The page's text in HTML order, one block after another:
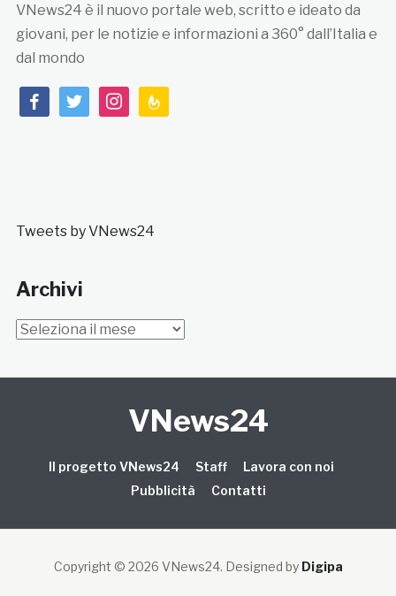
VNews24 è il nuovo portale web, scritto e ideato da
giovani, per le notizie e informazioni a 360° dall’Italia e
dal mondo
facebooktwitterinstagramfeedburner
Tweets by VNews24
Archivi
Archivi
VNews24
Il progetto VNews24 Staff
Lavora con noi
Pubblicità
Contatti
Copyright © 2026 VNews24. Designed by Digipa